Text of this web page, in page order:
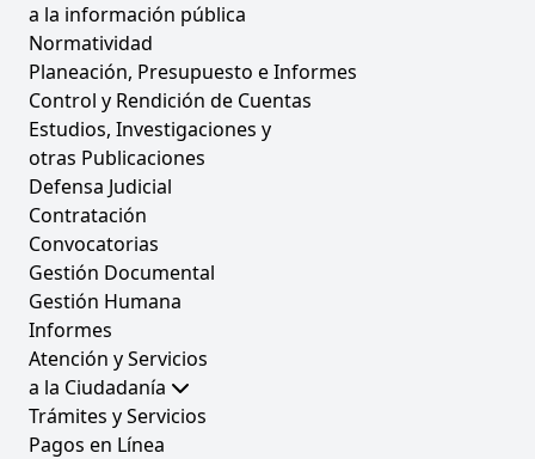
a la información pública
Normatividad
Planeación, Presupuesto e Informes
Control y Rendición de Cuentas
Estudios, Investigaciones y
otras Publicaciones
Defensa Judicial
Contratación
Convocatorias
Gestión Documental
Gestión Humana
Informes
Atención y Servicios
a la Ciudadanía
Trámites y Servicios
Pagos en Línea